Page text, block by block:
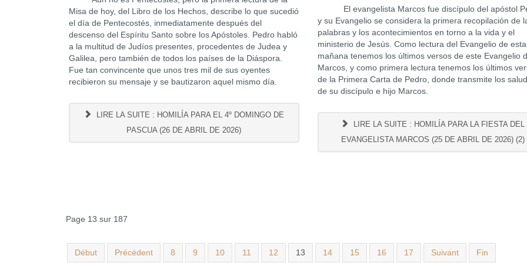
Misa de hoy, del Libro de los Hechos, describe lo que sucedió
el día de Pentecostés, inmediatamente después del
descenso del Espíritu Santo sobre los Apóstoles. Pedro habló
a la multitud de Judíos presentes, procedentes de Judea y
Galilea, pero también de todos los países de la Diáspora.
Fue tan convincente que unos tres mil de sus oyentes
recibieron su mensaje y se bautizaron aquel mismo día.
LIRE LA SUITE : HOMILÍA PARA EL 4º DOMINGO DE
PASCUA (26 DE ABRIL DE 2026)
El evangelista Marcos fue discípulo del apóstol
y su Evangelio se considera la primera recopilación de
palabras y los acontecimientos en torno a la vida y el
ministerio de Jesús. Como lectura del Evangelio de esta
mañana tenemos los últimos versos de este Evangelio
Marcos, y como primera lectura tenemos los últimos
de la Primera Carta de Pedro, donde transmite los
de su discípulo e hijo Marcos.
LIRE LA SUITE : HOMILÍA PARA LA FIESTA DEL
EVANGELISTA MARCOS (25 DE ABRIL DE 2026) (2)
Page 13 sur 187
Début Précédent 8 9 10 11 12 13 14 15 16 17 Suivant Fin